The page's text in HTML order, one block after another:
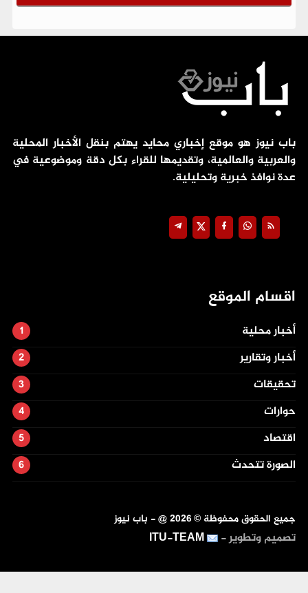
باب نيوز هو موقع إخباري محايد يهتم بنقل الأخبار المحلية
والعربية والعالمية، وتقديمها للقراء بكل دقة وموضوعية في
عدة نوافذ خبرية وتحليلية.
اقسام الموقع
أخبار محلية
أخبار وتقارير
تحقيقات
حوارات
اقتصاد
الصورة تتحدث
جميع الحقوق محفوظة ©2026@ - باب نيوز
تصميم وتطوير - ITU-TEAM